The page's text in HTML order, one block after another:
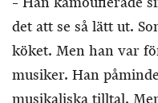
det att se så lätt ut.
köket. Men han var
musiker. Han
musikaliska tilltal.